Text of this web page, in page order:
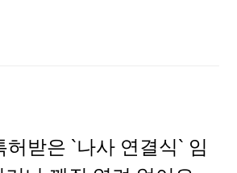
받은 `나사 연결식` 임